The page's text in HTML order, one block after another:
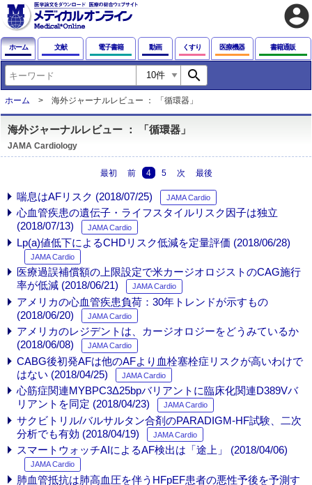
account_circle
ホーム 文献 電子書籍 動画 くすり 医療機器 書籍通販
search
ホーム 海外ジャーナルレビュー ： 「循環器」
海外ジャーナルレビュー ： 「循環器」
JAMA Cardiology
最初 前 4 5 次 最後
喘息はAFリスク (2018/07/25) JAMA Cardio
心血管疾患の遺伝子・ライフスタイルリスク因子は独立
(2018/07/13)
JAMA Cardio
Lp(a)値低下によるCHDリスク低減を定量評価 (2018/06/28)
JAMA Cardio
医療過誤補償額の上限設定で米カージオロジストのCAG施行
率が低減 (2018/06/21)
JAMA Cardio
アメリカの心血管疾患負荷：30年トレンドが示すもの
(2018/06/20)
JAMA Cardio
アメリカのレジデントは、カージオロジーをどうみているか
(2018/06/08)
JAMA Cardio
CABG後初発AFは他のAFより血栓塞栓症リスクが高いわけで
はない (2018/04/25)
JAMA Cardio
心筋症関連MYBPC3Δ25bpバリアントに臨床化関連D389Vバ
リアントを同定 (2018/04/23)
JAMA Cardio
サクビトリル/バルサルタン合剤のPARADIGM-HF試験、二次
分析でも有効 (2018/04/19)
JAMA Cardio
スマートウォッチAIによるAF検出は「途上」 (2018/04/06)
JAMA Cardio
肺血管抵抗は肺高血圧を伴うHFpEF患者の悪性予後を予測す